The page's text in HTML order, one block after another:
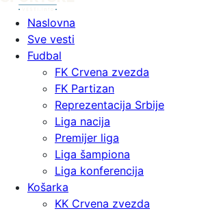
Naslovna
Sve vesti
Fudbal
FK Crvena zvezda
FK Partizan
Reprezentacija Srbije
Liga nacija
Premijer liga
Liga šampiona
Liga konferencija
Košarka
KK Crvena zvezda